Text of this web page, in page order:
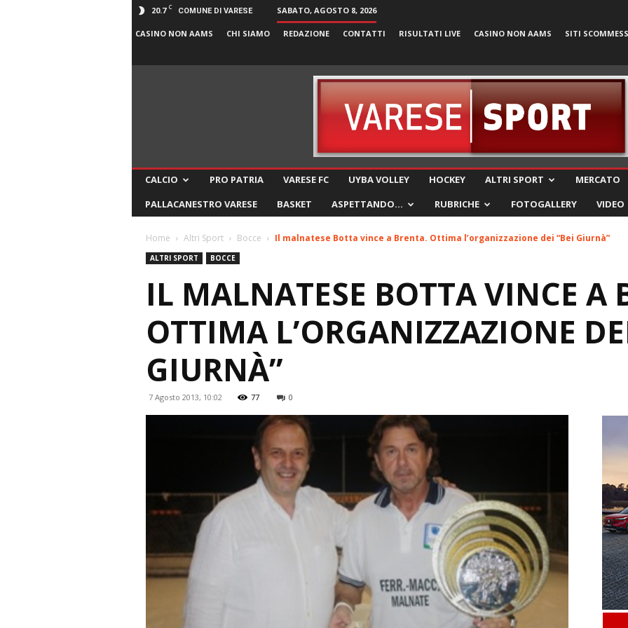
20.7 C COMUNE DI VARESE SABATO, AGOSTO 8, 2026
CASINO NON AAMS CHI SIAMO REDAZIONE CONTATTI RISULTATI LIVE CASINO NON AAMS SITI
CALCIO PRO PATRIA VARESE FC UYBA VOLLEY HOCKEY ALTRI SPORT
MERCATO
PALLACANESTRO VARESE
BASKET ASPETTANDO… RUBRICHE FOTOGALLERY VIDEO
Home Altri Sport Bocce Il malnatese Botta vince a Brenta. Ottima l’organizzazione dei “Bei Giurnà”
ALTRI SPORT BOCCE
IL MALNATESE BOTTA VINCE A
OTTIMA L’ORGANIZZAZIONE
GIURNÀ”
7 Agosto 2013, 10:02 77 0